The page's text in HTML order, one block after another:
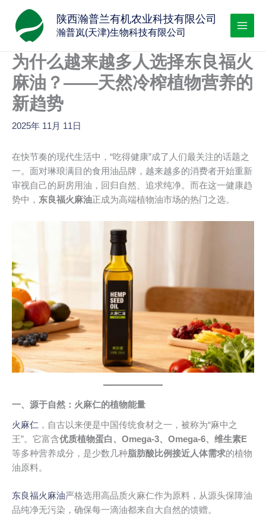
陕西瀚普兰有机农业科技有限公司
瀚普岚(天津)生物科技有限公司
为什么越来越多人选择东良福火
麻油？——天然冷榨植物营养的
新趋势
2025年 11月 11日
在快节奏的现代生活中，“吃得健康”成了人们最关注的话题之
一。面对琳琅满目的食用油品牌，越来越多的消费者开始重新
审视自己的厨房用油，回归自然、追求纯净。而在这一健康趋
势中， 东良福火麻油正成为高端植物油市场的热门之选。
一、源于自然：火麻仁的植物能量
火麻仁 ，自古以来便是中国传统食材之一，被称为“麻中之
王”。它富含优质植物蛋白、Omega-3、Omega-6、维生素E
等多种营养成分，是少数几种脂肪酸比例接近人体需求的植物
油原料。
东良福火麻油严格选用高品质火麻仁作为原料，从源头保障油
品纯净无污染，确保每一滴油都来自大自然的馈赠。